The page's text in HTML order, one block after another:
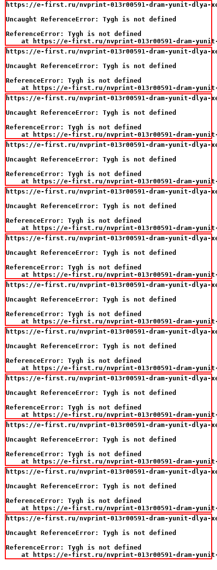
https://e-first.ru/nvprint-013r00591-dram-yunit-dlya-
Uncaught ReferenceError: Tygh is not defined
ReferenceError: Tygh is not defined
at https://e-first.ru/nvprint-013r00591-dram-
https://e-first.ru/nvprint-013r00591-dram-yunit-dlya-
Uncaught ReferenceError: Tygh is not defined
ReferenceError: Tygh is not defined
at https://e-first.ru/nvprint-013r00591-dram-
https://e-first.ru/nvprint-013r00591-dram-yunit-dlya-
Uncaught ReferenceError: Tygh is not defined
ReferenceError: Tygh is not defined
at https://e-first.ru/nvprint-013r00591-dram-
https://e-first.ru/nvprint-013r00591-dram-yunit-dlya-
Uncaught ReferenceError: Tygh is not defined
ReferenceError: Tygh is not defined
at https://e-first.ru/nvprint-013r00591-dram-
https://e-first.ru/nvprint-013r00591-dram-yunit-dlya-
Uncaught ReferenceError: Tygh is not defined
ReferenceError: Tygh is not defined
at https://e-first.ru/nvprint-013r00591-dram-
https://e-first.ru/nvprint-013r00591-dram-yunit-dlya-
Uncaught ReferenceError: Tygh is not defined
ReferenceError: Tygh is not defined
at https://e-first.ru/nvprint-013r00591-dram-
https://e-first.ru/nvprint-013r00591-dram-yunit-dlya-
Uncaught ReferenceError: Tygh is not defined
ReferenceError: Tygh is not defined
at https://e-first.ru/nvprint-013r00591-dram-
https://e-first.ru/nvprint-013r00591-dram-yunit-dlya-
Uncaught ReferenceError: Tygh is not defined
ReferenceError: Tygh is not defined
at https://e-first.ru/nvprint-013r00591-dram-
https://e-first.ru/nvprint-013r00591-dram-yunit-dlya-
Uncaught ReferenceError: Tygh is not defined
ReferenceError: Tygh is not defined
at https://e-first.ru/nvprint-013r00591-dram-
https://e-first.ru/nvprint-013r00591-dram-yunit-dlya-
Uncaught ReferenceError: Tygh is not defined
ReferenceError: Tygh is not defined
at https://e-first.ru/nvprint-013r00591-dram-
https://e-first.ru/nvprint-013r00591-dram-yunit-dlya-
Uncaught ReferenceError: Tygh is not defined
ReferenceError: Tygh is not defined
at https://e-first.ru/nvprint-013r00591-dram-
https://e-first.ru/nvprint-013r00591-dram-yunit-dlya-
Uncaught ReferenceError: Tygh is not defined
ReferenceError: Tygh is not defined
at https://e-first.ru/nvprint-013r00591-dram-